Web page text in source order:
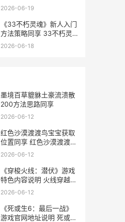
新人入门策略同享 魔法门
2026-06-19
《33不朽灵魂》新人入门
方法策略同享 33不朽灵
魂装备
2026-06-18
墨境百草貔貅土豪流溃散
200方法思路同享
2026-06-12
红色沙漠渡渡鸟宝宝获取
位置同享 红色沙漠渡渡鸟
铁锅不见了
2026-06-12
《穿梭火线：潜伏》游戏
特色内容说明 火线穿越中
文版
2026-06-12
《死或生6：最后一战》
游戏官网地址说明 死或生